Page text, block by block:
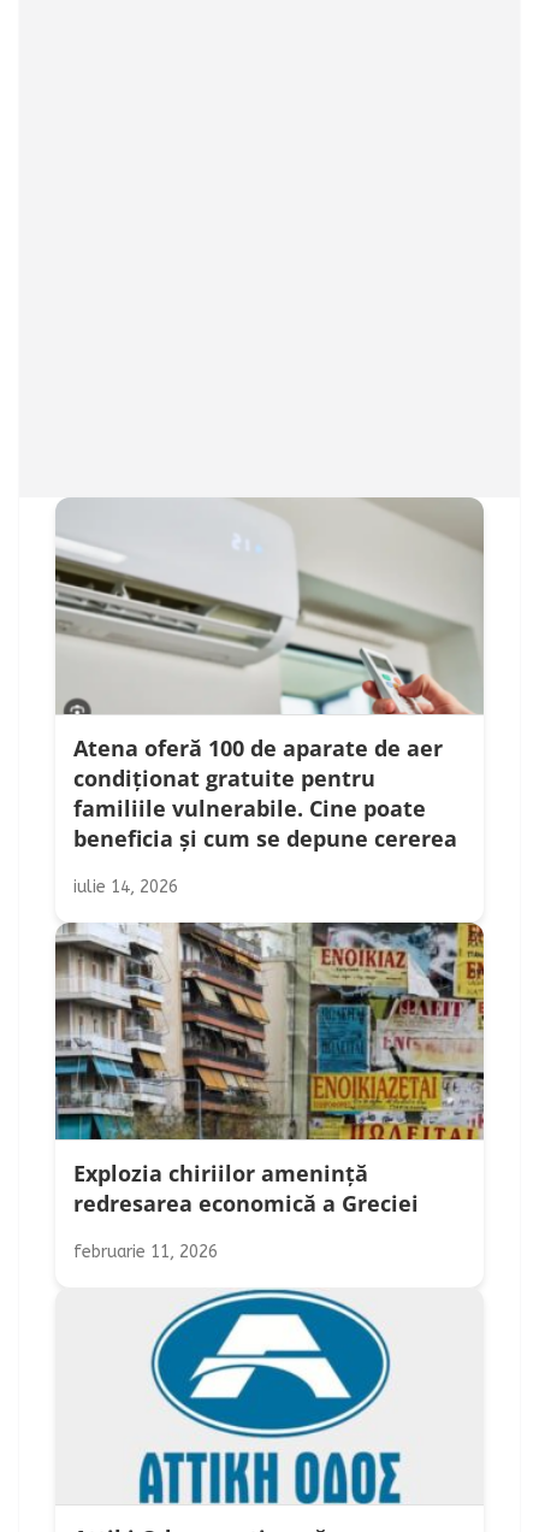
Atena oferă 100 de aparate de aer
condiționat gratuite pentru
familiile vulnerabile. Cine poate
beneficia și cum se depune cererea
iulie 14, 2026
Explozia chiriilor amenință
redresarea economică a Greciei
februarie 11, 2026